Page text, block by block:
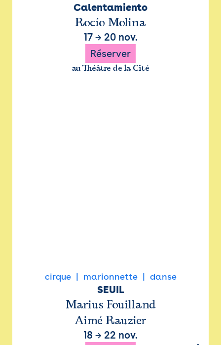
Calentamiento
Rocío Molina
17→ 20 nov.
Réserver
au Théâtre de la Cité
cirque marionnette danse
SEUIL
Marius Fouilland
Aimé Rauzier
18 → 22 nov.